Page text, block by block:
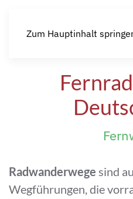
Zum Hauptinhalt
Radwanderwege sind
Wegführungen, die